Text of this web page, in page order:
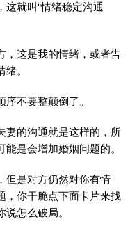
就叫“情绪稳定沟通
，这是我的情绪，或者告
。
不要整颠倒了。
妻的沟通就是这样的，所
是会增加婚姻问题的。
但是对方仍然对你有情
，你干脆点下面卡片来找
怎么破局。